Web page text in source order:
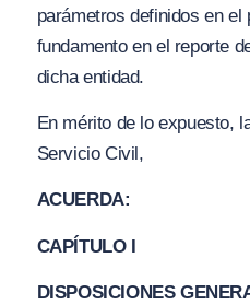
parámetros definidos en
fundamento en el reporte
dicha entidad.
En mérito de lo expuesto,
Servicio Civil,
ACUERDA:
CAPÍTULO I
DISPOSICIONES